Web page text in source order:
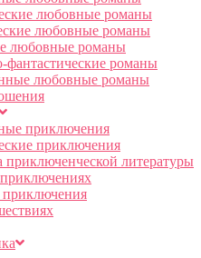
любовные романы
любовные романы
любовные романы
фантастические романы
любовные романы
приключения
приключения
приключенческой литературы
приключения